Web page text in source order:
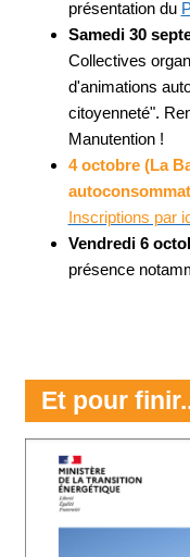
présentation du
Samedi 30
Collectives
d'animations
citoyenneté".
Manutention !
4 octobre (La
Inscriptions par
Vendredi 6
présence
Et pour